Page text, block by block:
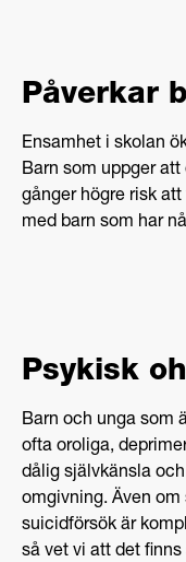
Påverkar
Ensamhet i skolan
Barn som uppger
gånger högre risk
med barn som har
Psykisk
Barn och unga som
ofta oroliga,
dålig självkänsla
omgivning. Även
suicidförsök är
så vet vi att det